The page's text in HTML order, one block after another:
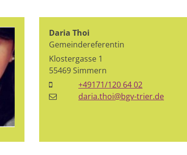
Daria Thoi
Gemeindereferentin
Klostergasse 1
55469 Simmern
+49171/120 64 02
daria.thoi@bgv-trier.de